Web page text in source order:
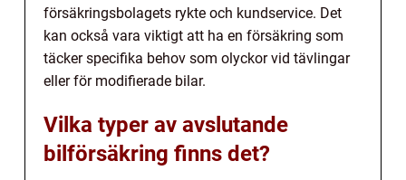
försäkringsbolagets rykte och kundservice. Det
kan också vara viktigt att ha en försäkring som
täcker specifika behov som olyckor vid tävlingar
eller för modifierade bilar.
Vilka typer av avslutande
bilförsäkring finns det?